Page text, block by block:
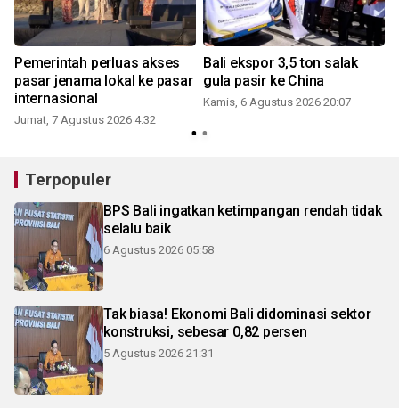
Pemerintah perluas akses
pasar jenama lokal ke pasar
internasional
Jumat, 7 Agustus 2026 4:32
Bali ekspor 3,5 ton salak
gula pasir ke China
Kamis, 6 Agustus 2026 20:07
Terpopuler
BPS Bali ingatkan ketimpangan rendah tidak
selalu baik
6 Agustus 2026 05:58
Tak biasa! Ekonomi Bali didominasi sektor
konstruksi, sebesar 0,82 persen
5 Agustus 2026 21:31